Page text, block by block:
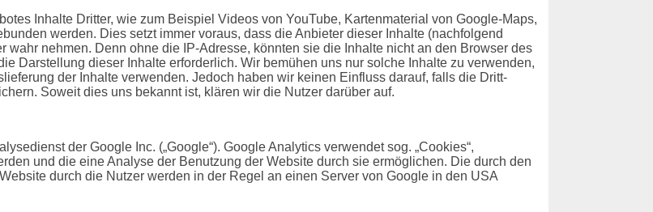
Inhalte Dritter, wie zum Beispiel Videos von YouTube, Kartenmaterial von Google-Maps,
werden. Dies setzt immer voraus, dass die Anbieter dieser Inhalte (nachfolgend
wahr nehmen. Denn ohne die IP-Adresse, könnten sie die Inhalte nicht an den Browser des
Darstellung dieser Inhalte erforderlich. Wir bemühen uns nur solche Inhalte zu verwenden,
der Inhalte verwenden. Jedoch haben wir keinen Einfluss darauf, falls die Dritt-
Soweit dies uns bekannt ist, klären wir die Nutzer darüber auf.
der Google Inc. („Google“). Google Analytics verwendet sog. „Cookies“,
und die eine Analyse der Benutzung der Website durch sie ermöglichen. Die durch den
durch die Nutzer werden in der Regel an einen Server von Google in den USA